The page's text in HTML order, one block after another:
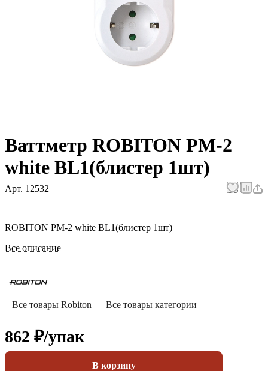
Ваттметр ROBITON PM-2
white BL1(блистер 1шт)
Арт. 12532
ROBITON PM-2 white BL1(блистер 1шт)
Все описание
Все товары Robiton Все товары категории
862 ₽/упак
В корзину